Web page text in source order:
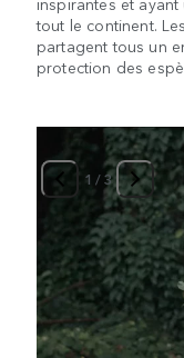
tout le continent.
partagent tous un
protection des
1 /3